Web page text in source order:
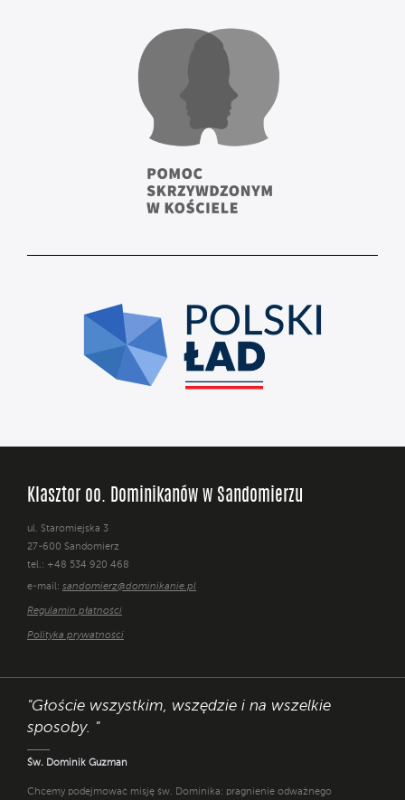
Klasztor oo. Dominikanów w Sandomierzu
ul. Staromiejska 3
27-600 Sandomierz
tel.: +48 534 920 468
e-mail: sandomierz@dominikanie.pl
Regulamin płatności
Polityka prywatności
"Głoście wszystkim, wszędzie i na wszelkie
sposoby. "
Św. Dominik Guzman
Chcemy podejmować misję św. Dominika: pragnienie odważnego